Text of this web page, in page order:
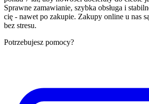
Sprawne zamawianie, szybka obsługa i
cię - nawet po zakupie. Zakupy online u nas
bez stresu.
Potrzebujesz pomocy?